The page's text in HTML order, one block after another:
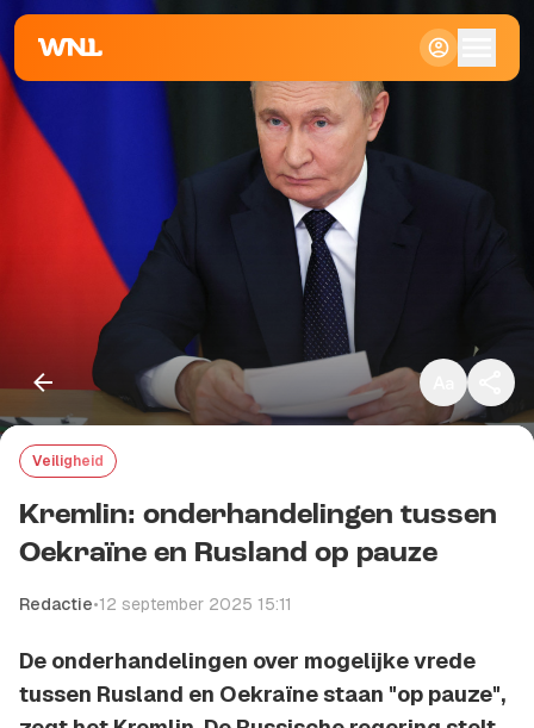
Veiligheid
Kremlin: onderhandelingen tussen
Oekraïne en Rusland op pauze
Redactie•12 september 2025 15:11
De onderhandelingen over mogelijke vrede
tussen Rusland en Oekraïne staan "op pauze",